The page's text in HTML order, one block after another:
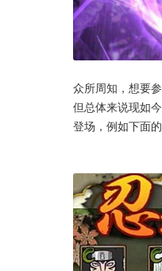
众所周知，想要
但总体来说现如
登场，例如下面